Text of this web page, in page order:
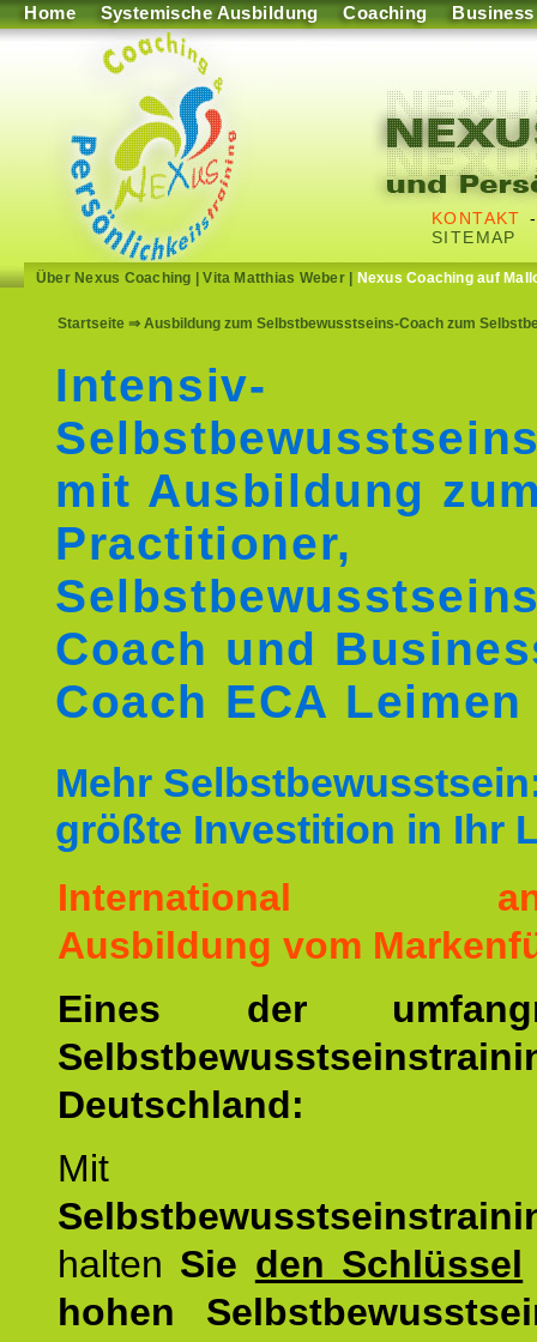
Home Systemische Ausbildung Coaching Business
KONTAKT
SITEMAP
Über Nexus Coaching |Vita Matthias Weber| Nexus Coaching auf
Startseite ⇒ Ausbildung zum Selbstbewusstseins-Coach zum
Intensiv-
mit Ausbildung
Practitioner,
Coach und
Coach ECA Leimen
Mehr
größte Investition in Ihr
International
Ausbildung vom
Eines der
Deutschland:
Mit
halten Sie den Schlüssel
hohen